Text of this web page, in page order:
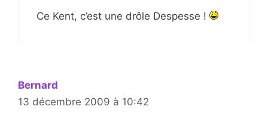
Ce Kent, c’est une drôle Despesse !
Bernard
13 décembre 2009 à 10:42